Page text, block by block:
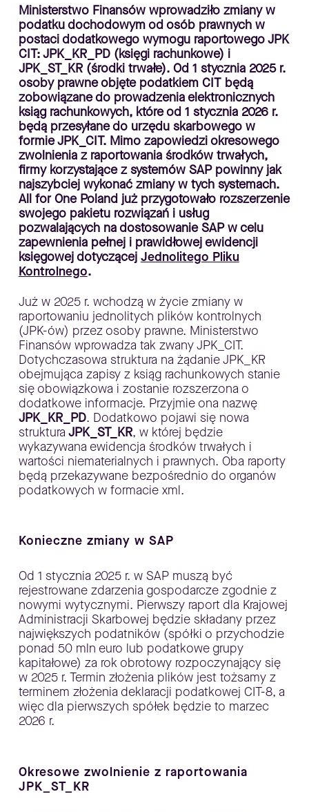
Ministerstwo Finansów wprowadziło zmiany w
podatku dochodowym od osób prawnych w
postaci dodatkowego wymogu raportowego JPK
CIT: JPK_KR_PD (księgi rachunkowe) i
JPK_ST_KR (środki trwałe). Od 1 stycznia 2025 r.
osoby prawne objęte podatkiem CIT będą
zobowiązane do prowadzenia elektronicznych
ksiąg rachunkowych, które od 1 stycznia 2026 r.
będą przesyłane do urzędu skarbowego w
formie JPK_CIT. Mimo zapowiedzi okresowego
zwolnienia z raportowania środków trwałych,
firmy korzystające z systemów SAP powinny jak
najszybciej wykonać zmiany w tych systemach.
All for One Poland już przygotowało rozszerzenie
swojego pakietu rozwiązań i usług
pozwalających na dostosowanie SAP w celu
zapewnienia pełnej i prawidłowej ewidencji
księgowej dotyczącej Jednolitego Pliku
Kontrolnego.
Już w 2025 r. wchodzą w życie zmiany w
raportowaniu jednolitych plików kontrolnych
(JPK-ów) przez osoby prawne. Ministerstwo
Finansów wprowadza tak zwany JPK_CIT.
Dotychczasowa struktura na żądanie JPK_KR
obejmująca zapisy z ksiąg rachunkowych stanie
się obowiązkowa i zostanie rozszerzona o
dodatkowe informacje. Przyjmie ona nazwę
JPK_KR_PD. Dodatkowo pojawi się nowa
struktura JPK_ST_KR, w której będzie
wykazywana ewidencja środków trwałych i
wartości niematerialnych i prawnych. Oba raporty
będą przekazywane bezpośrednio do organów
podatkowych w formacie xml.
Konieczne zmiany w SAP
Od 1 stycznia 2025 r. w SAP muszą być
rejestrowane zdarzenia gospodarcze zgodnie z
nowymi wytycznymi. Pierwszy raport dla Krajowej
Administracji Skarbowej będzie składany przez
największych podatników (spółki o przychodzie
ponad 50 mln euro lub podatkowe grupy
kapitałowe) za rok obrotowy rozpoczynający się
w 2025 r. Termin złożenia plików jest tożsamy z
terminem złożenia deklaracji podatkowej CIT-8, a
więc dla pierwszych spółek będzie to marzec
2026 r.
Okresowe zwolnienie z raportowania
JPK_ST_KR